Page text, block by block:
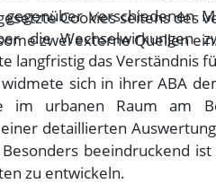
gegenüber verschiedenen
die Wechselwirkungen
langfristig das
sich in ihrer ABA
im urbanen Raum am
detaillierten
beeindruckend
zu entwickeln.
Cookies seitens
zwei externe Quellen